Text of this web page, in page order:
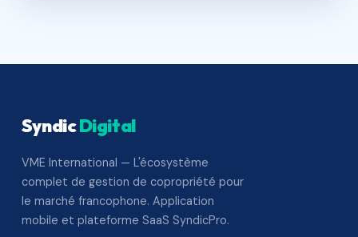
SyndicDigital
VME International — L'écosystème
complet de gestion de copropriété pour
le marché francophone. Application
mobile et plateforme SaaS SyndicPro.